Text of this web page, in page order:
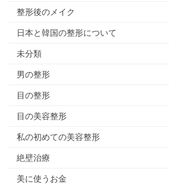
整形後のメイク
日本と韓国の整形について
未分類
男の整形
目の整形
目の美容整形
私の初めての美容整形
絶壁治療
美に使うお金